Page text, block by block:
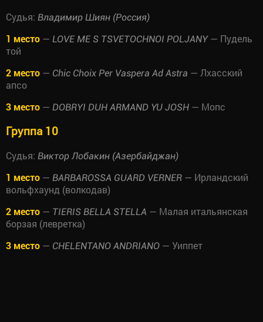
Судья: Владимир Шиян (Россия)
1 место — LOVE ME S TSVETOCHNOI POLJANY— Пудель
той
2 место — Chic Choix Per Vaspera Ad Astra — Лхасский
апсо
3 место — DOBRYI DUH ARMAND YU JOSH — Мопс
Группа 10
Судья: Виктор Лобакин (Азербайджан)
1 место — BARBAROSSA GUARD VERNER — Ирландский
вольфхаунд (волкодав)
2 место — TIERIS BELLA STELLA — Малая итальянская
борзая (левретка)
3 место — CHELENTANO ANDRIANO — Уиппет